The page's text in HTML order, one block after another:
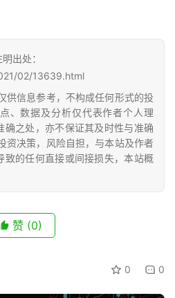
出处：
02/13639.html
供信息参考，不构成任何形式的投
、数据及分析仅代表作者个人理
确之处，亦不保证其及时性与准确
资决策，风险自担，与本站及作者
致的任何直接或间接损失，本站概
赞 (0)
0 0